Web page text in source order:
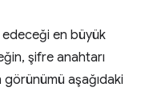
edeceği en büyük
şifre anahtarı
aşağıdaki